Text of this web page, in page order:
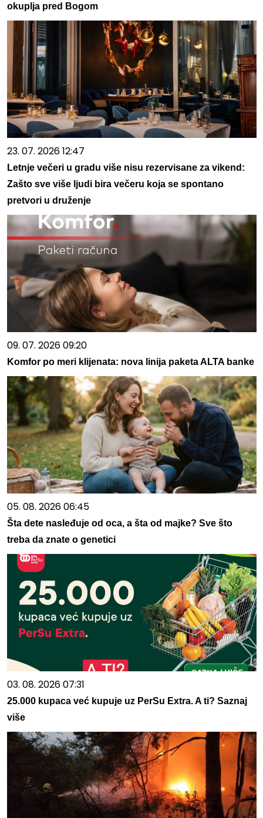
okuplja pred Bogom
23. 07. 2026 12:47
Letnje večeri u gradu više nisu rezervisane za vikend:
Zašto sve više ljudi bira večeru koja se spontano
pretvori u druženje
09. 07. 2026 09:20
Komfor po meri klijenata: nova linija paketa ALTA banke
05. 08. 2026 06:45
Šta dete nasleđuje od oca, a šta od majke? Sve što
treba da znate o genetici
03. 08. 2026 07:31
25.000 kupaca već kupuje uz PerSu Extra. A ti? Saznaj
više